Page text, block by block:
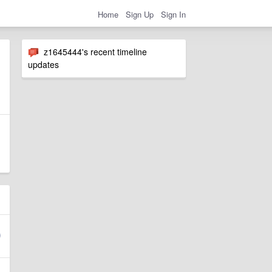
Home Sign Up Sign In
z1645444's recent timeline
updates